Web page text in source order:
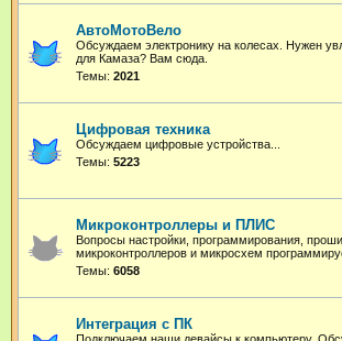
АвтоМотоВело
Обсуждаем электронику на колесах. Нужен
для Камаза? Вам сюда.
Темы: 2021
Цифровая техника
Обсуждаем цифровые устройства...
Темы: 5223
Микроконтроллеры и ПЛИС
Вопросы настройки, программирования,
микроконтроллеров и микросхем
Темы: 6058
Интеграция с ПК